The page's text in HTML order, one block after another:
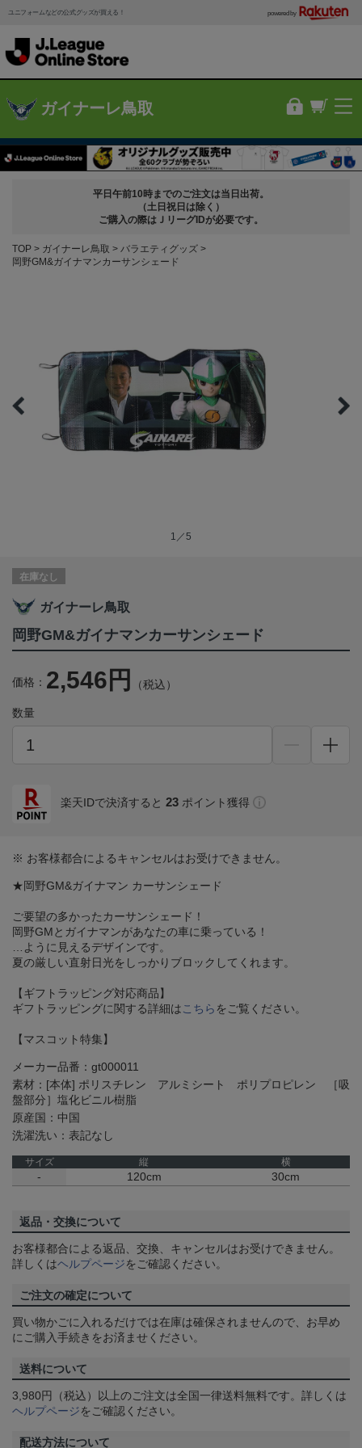
ユニフォームなどの公式グッズが買える！ powered by
ガイナーレ鳥取
平日午前10時までのご注文は当日出荷。
（土日祝日は除く）
ご購入の際はＪリーグIDが必要です。
TOP ガイナーレ鳥取
バラエティグッズ
岡野GM&ガイナマンカーサンシェード
1／5
在庫なし
ガイナーレ鳥取
岡野GM&ガイナマンカーサンシェード
価格： 2,546円 （税込）
数量
楽天IDで決済すると 23 ポイント獲得
※ お客様都合によるキャンセルはお受けできません。
★岡野GM&ガイナマン カーサンシェード
ご要望の多かったカーサンシェード！
岡野GMとガイナマンがあなたの車に乗っている！
…ように見えるデザインです。
夏の厳しい直射日光をしっかりブロックしてくれます。
【ギフトラッピング対応商品】
ギフトラッピングに関する詳細は こちら をご覧ください。
【マスコット特集】
メーカー品番：gt000011
素材：[本体] ポリスチレン アルミシート ポリプロピレン ［吸
盤部分］塩化ビニル樹脂
原産国：中国
洗濯洗い：表記なし
サイズ 縦 横
- 120cm 30cm
返品・交換について
お客様都合による返品、交換、キャンセルはお受けできません。
詳しくはヘルプページをご確認ください。
ご注文の確定について
買い物かごに入れるだけでは在庫は確保されませんので、お早め
にご購入手続きをお済ませください。
送料について
3,980円（税込）以上のご注文は全国一律送料無料です。詳しくは
ヘルプページをご確認ください。
配送方法について